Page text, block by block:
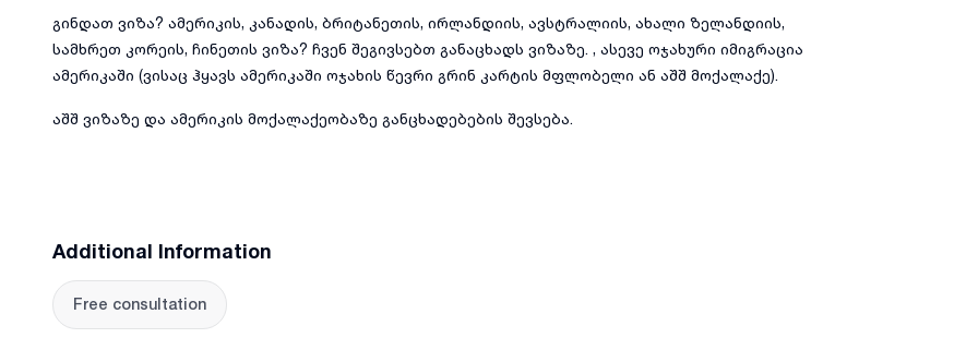
გინდათ ვიზა? ამერიკის, კანადის, ბრიტანეთის, ირლანდიის, ავსტრალიის, ახალი ზელანდიის,
სამხრეთ კორეის, ჩინეთის ვიზა? ჩვენ შეგივსებთ განაცხადს ვიზაზე. , ასევე ოჯახური იმიგრაცია
ამერიკაში (ვისაც ჰყავს ამერიკაში ოჯახის წევრი გრინ კარტის მფლობელი ან აშშ მოქალაქე).
აშშ ვიზაზე და ამერიკის მოქალაქეობაზე განცხადებების შევსება.
Additional Information
Free consultation